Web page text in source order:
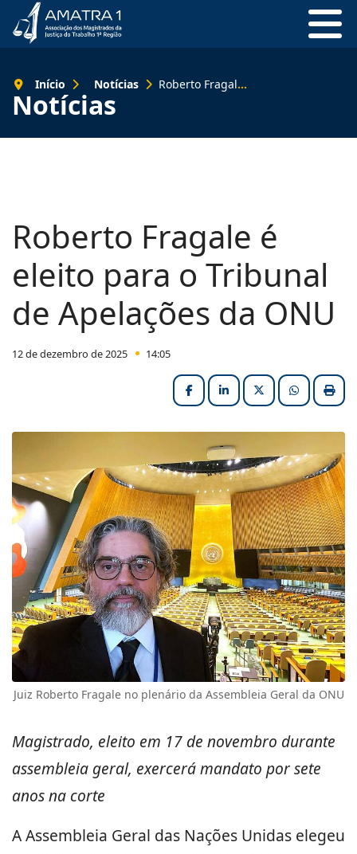
Notícias
Início Notícias Roberto Fragale é eleito para o Tribunal de Apelações da ONU
Roberto Fragale é
eleito para o Tribunal
de Apelações da ONU
12 de dezembro de 2025 14:05
FacebookLinkedInX (formerly
Juiz Roberto Fragale no plenário da Assembleia Geral da ONU
Magistrado, eleito em 17 de novembro durante
assembleia geral, exercerá mandato por sete
anos na corte
A Assembleia Geral das Nações Unidas elegeu